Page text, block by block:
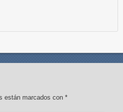
están marcados con*